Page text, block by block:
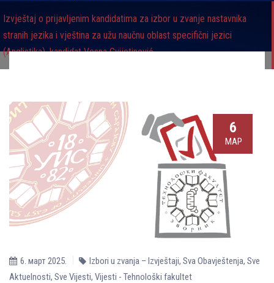
Izvještaj o prijavljenim kandidatima za izbor u zvanje nastavnika
stranih jezika i vještina za užu naučnu oblast specifični jezici
(Anglistika), kandidat Vesna Cvijetinović
6
МАР
6. март 2025. Izbori u zvanja – Izvještaji, Sva Obavještenja, Sve
Aktuelnosti, Sve Vijesti, Vijesti - Tehnološki fakultet